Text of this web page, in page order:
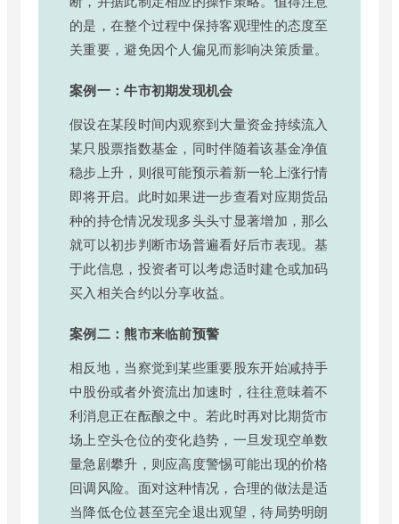
的是，在整个过程中保持客观理性的态度至
关重要，避免因个人偏见而影响决策质量。
案例一：牛市初期发现机会
假设在某段时间内观察到大量资金持续流入
某只股票指数基金，同时伴随着该基金净值
稳步上升，则很可能预示着新一轮上涨行情
即将开启。此时如果进一步查看对应期货品
种的持仓情况发现多头头寸显著增加，那么
就可以初步判断市场普遍看好后市表现。基
于此信息，投资者可以考虑适时建仓或加码
买入相关合约以分享收益。
案例二：熊市来临前预警
相反地，当察觉到某些重要股东开始减持手
中股份或者外资流出加速时，往往意味着不
利消息正在酝酿之中。若此时再对比期货市
场上空头仓位的变化趋势，一旦发现空单数
量急剧攀升，则应高度警惕可能出现的价格
回调风险。面对这种情况，合理的做法是适
当降低仓位甚至完全退出观望，待局势明朗